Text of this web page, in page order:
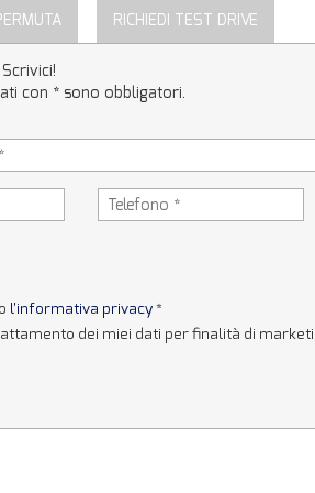
RICHIEDI TEST DRIVE
con * sono obbligatori.
l'informativa privacy*
dei miei dati per finalità di